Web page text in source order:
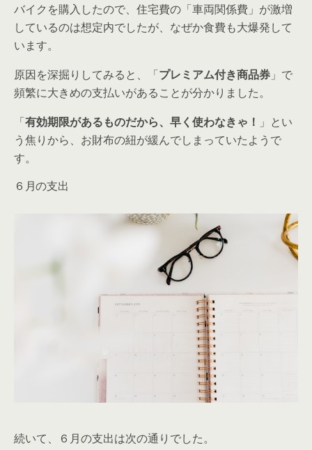
バイクを購入したので、住宅費の「車両関係費」が激増
しているのは想定内でしたが、なぜか食費も大爆発して
います。
原因を深掘りしてみると、「プレミアム付き商品券 」で
頻繁に大きめの支払いがあることが分かりました。
「有効期限があるものだから、早く使わなきゃ！ 」とい
う焦りから、お財布の紐が緩んでしまっていたようで
す。
６月の支出
続いて、６月の支出は次の通りでした。